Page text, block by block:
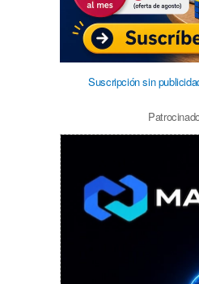
Suscripción sin